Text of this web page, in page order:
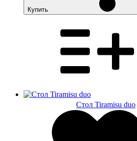
Купить
Стол Tiramisu duo